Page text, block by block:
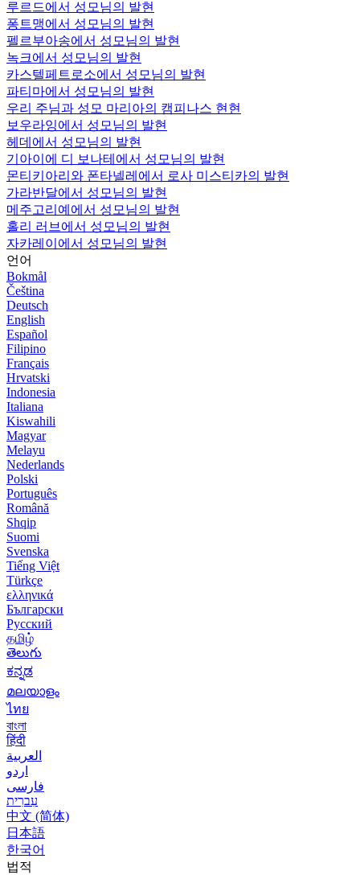
루르드에서 성모님의 발현
퐁트맹에서 성모님의 발현
펠르부아송에서 성모님의 발현
녹크에서 성모님의 발현
카스텔페트로소에서 성모님의 발현
파티마에서 성모님의 발현
우리 주님과 성모 마리아의 캠피나스 현현
보우라잉에서 성모님의 발현
헤데에서 성모님의 발현
기아이에 디 보나테에서 성모님의 발현
몬티키아리와 폰타넬레에서 로사 미스티카의 발현
가라반달에서 성모님의 발현
메주고리예에서 성모님의 발현
홀리 러브에서 성모님의 발현
자카레이에서 성모님의 발현
언어
Bokmål
Čeština
Deutsch
English
Español
Filipino
Français
Hrvatski
Indonesia
Italiana
Kiswahili
Magyar
Melayu
Nederlands
Polski
Português
Română
Shqip
Suomi
Svenska
Tiếng Việt
Türkçe
ελληνικά
Български
Русский
தமிழ்
తెలుగు
ಕನ್ನಡ
മലയാളം
ไทย
বাংলা
हिंदी
العربية
اردو
فارسی
עִברִית
中文 (简体)
日本語
한국어
법적